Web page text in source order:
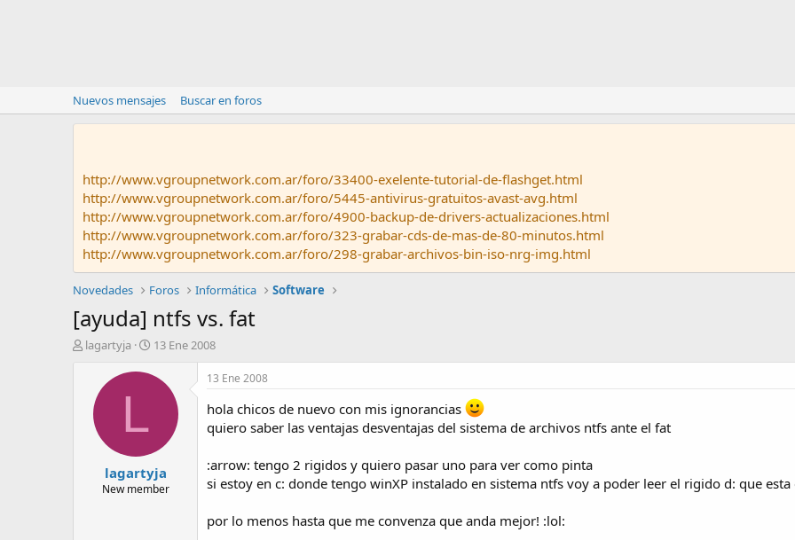
Nuevos mensajes Buscar en foros
http://www.vgroupnetwork.com.ar/foro/33400-exelente-tutorial-de-flashget.html
http://www.vgroupnetwork.com.ar/foro/5445-antivirus-gratuitos-avast-avg.html
http://www.vgroupnetwork.com.ar/foro/4900-backup-de-drivers-actualizaciones.html
http://www.vgroupnetwork.com.ar/foro/323-grabar-cds-de-mas-de-80-minutos.html
http://www.vgroupnetwork.com.ar/foro/298-grabar-archivos-bin-iso-nrg-img.html
Novedades Foros Informática Software
[ayuda] ntfs vs. fat
A
lagartyja
F
c
i
n
i
13 Ene 2008
L
lagartyja
New member
13 Ene 2008
hola chicos de nuevo con mis ignorancias
quiero saber las ventajas desventajas del sistema de archivos ntfs ante el fat
:arrow: tengo 2 rigidos y quiero pasar uno para ver como pinta
si estoy en c: donde tengo winXP instalado en sistema ntfs voy a poder leer el rigido d: que esta
por lo menos hasta que me convenza que anda mejor! :lol: